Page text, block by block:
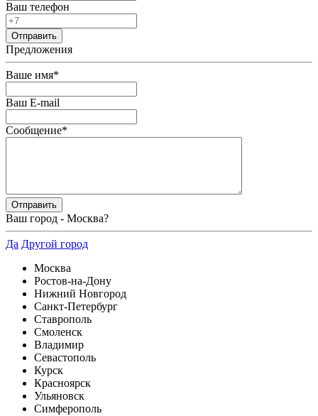
Ваш телефон
Предложения
Ваше имя*
Ваш E-mail
Сообщение*
Ваш город - Москва?
Да Другой город
Москва
Ростов-на-Дону
Нижний Новгород
Санкт-Петербург
Ставрополь
Смоленск
Владимир
Севастополь
Курск
Красноярск
Ульяновск
Симферополь